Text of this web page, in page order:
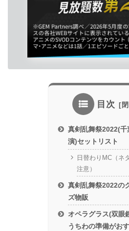
目次
真剣乱舞祭2022(千
演)セットリスト
日替わりMC（ネ
注意）
真剣乱舞祭2022の
ズ物販
オペラグラス(双眼
うちわの準備がお